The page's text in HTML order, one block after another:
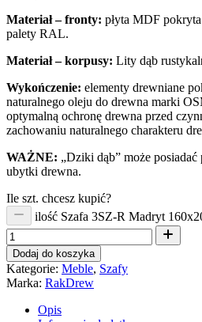
Materiał – fronty: płyta MDF
palety RAL.
Materiał – korpusy: Lity dąb
Wykończenie: elementy drewniane
naturalnego oleju do drewna marki
optymalną ochronę drewna przed
zachowaniu naturalnego charakteru
WAŻNE: „Dziki dąb” może
ubytki drewna.
Ile szt. chcesz kupić?
ilość Szafa 3SZ-R Madryt
Dodaj do koszyka
Kategorie: Meble, Szafy
Marka: RakDrew
Opis